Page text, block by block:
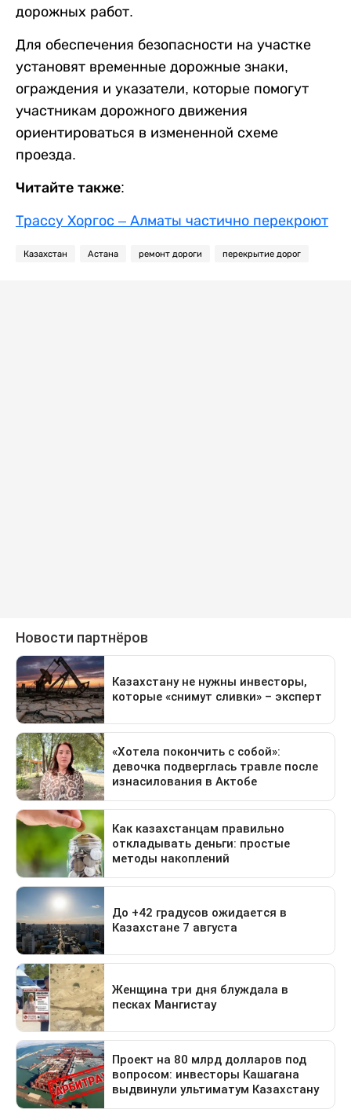
дорожных работ.
Для обеспечения безопасности на участке
установят временные дорожные знаки,
ограждения и указатели, которые помогут
участникам дорожного движения
ориентироваться в измененной схеме
проезда.
Читайте также:
Трассу Хоргос – Алматы частично перекроют
Казахстан Астана ремонт дороги перекрытие дорог